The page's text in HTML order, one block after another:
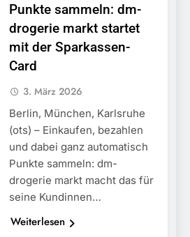
Punkte sammeln: dm-
drogerie markt startet
mit der Sparkassen-
Card
3. März 2026
Berlin, München, Karlsruhe
(ots) – Einkaufen, bezahlen
und dabei ganz automatisch
Punkte sammeln: dm-
drogerie markt macht das für
seine Kundinnen…
Weiterlesen